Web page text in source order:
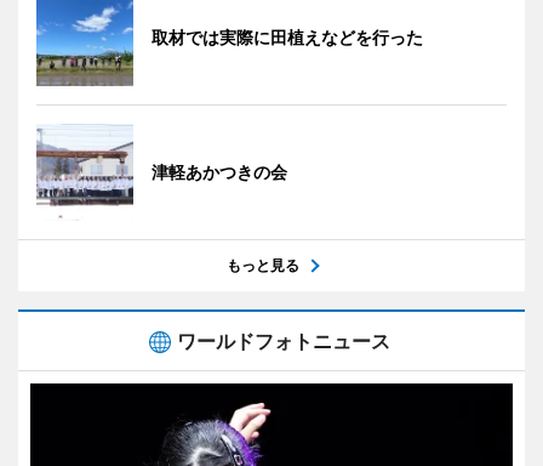
取材では実際に田植えなどを行った
津軽あかつきの会
もっと見る
ワールドフォトニュース